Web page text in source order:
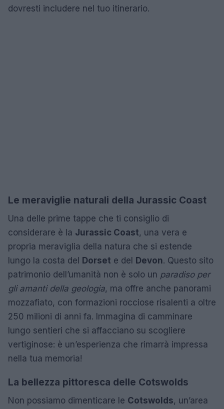
dovresti includere nel tuo itinerario.
Le meraviglie naturali della Jurassic Coast
Una delle prime tappe che ti consiglio di
considerare è la Jurassic Coast, una vera e
propria meraviglia della natura che si estende
lungo la costa del
Dorset e del Devon. Questo sito
patrimonio dell’umanità non è solo un paradiso per
gli amanti della geologia, ma offre anche panorami
mozzafiato, con formazioni rocciose risalenti a oltre
250 milioni di anni fa. Immagina di camminare
lungo sentieri che si affacciano su scogliere
vertiginose: è un’esperienza che rimarrà impressa
nella tua memoria!
La bellezza pittoresca delle Cotswolds
Non possiamo dimenticare le Cotswolds, un’area